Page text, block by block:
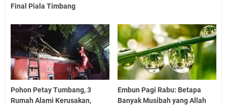
Final Piala Timbang
Pohon Petay Tumbang, 3
Rumah Alami Kerusakan,
Embun Pagi Rabu: Betapa
Banyak Musibah yang Allah